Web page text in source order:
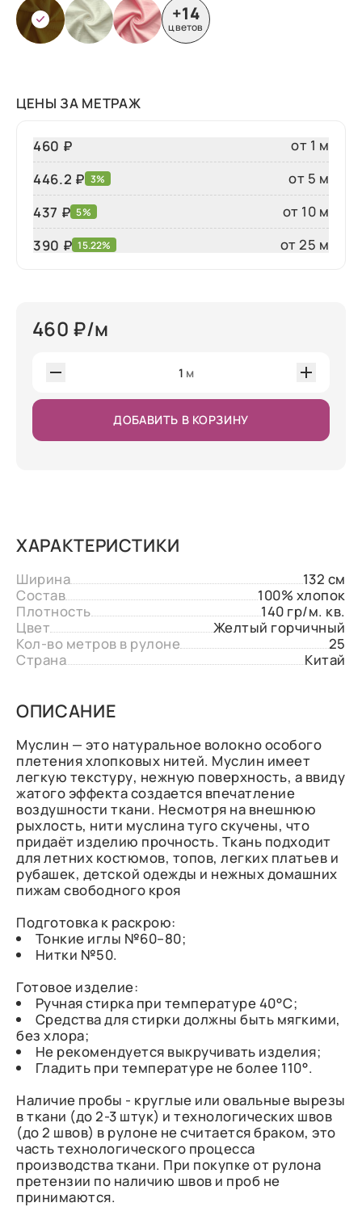
+14
цветов
ЦЕНЫ ЗА МЕТРАЖ
460 ₽
от 1 м
446.2 ₽ 3%
от 5 м
437 ₽ 5%
от 10 м
390 ₽ 15.22% от 25 м
460 ₽/м
1 м
ДОБАВИТЬ В КОРЗИНУ
ХАРАКТЕРИСТИКИ
Ширина
132 см
Состав
100% хлопок
Плотность
140 гр/м. кв.
Цвет
Желтый горчичный
Кол-во метров в рулоне
25
Страна
Китай
ОПИСАНИЕ
Муслин — это натуральное волокно особого
плетения хлопковых нитей. Муслин имеет
легкую текстуру, нежную поверхность, а ввиду
жатого эффекта создается впечатление
воздушности ткани. Несмотря на внешнюю
рыхлость, нити муслина туго скучены, что
придаёт изделию прочность. Ткань подходит
для летних костюмов, топов, легких платьев и
рубашек, детской одежды и нежных домашних
пижам свободного кроя
Подготовка к раскрою:
Тонкие иглы №60–80;
Нитки №50.
Готовое изделие:
Ручная стирка при температуре 40°С;
Средства для стирки должны быть мягкими,
без хлора;
Не рекомендуется выкручивать изделия;
Гладить при температуре не более 110°.
Наличие пробы - круглые или овальные вырезы
в ткани (до 2-3 штук) и технологических швов
(до 2 швов) в рулоне не считается браком, это
часть технологического процесса
производства ткани. При покупке от рулона
претензии по наличию швов и проб не
принимаются.